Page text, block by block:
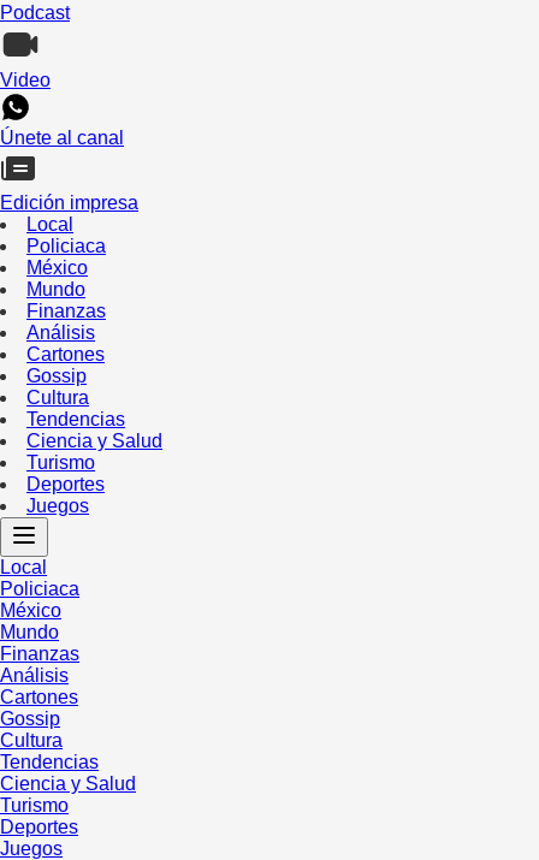
Podcast
Video
Únete al canal
Edición impresa
Local
Policiaca
México
Mundo
Finanzas
Análisis
Cartones
Gossip
Cultura
Tendencias
Ciencia y Salud
Turismo
Deportes
Juegos
Local
Policiaca
México
Mundo
Finanzas
Análisis
Cartones
Gossip
Cultura
Tendencias
Ciencia y Salud
Turismo
Deportes
Juegos